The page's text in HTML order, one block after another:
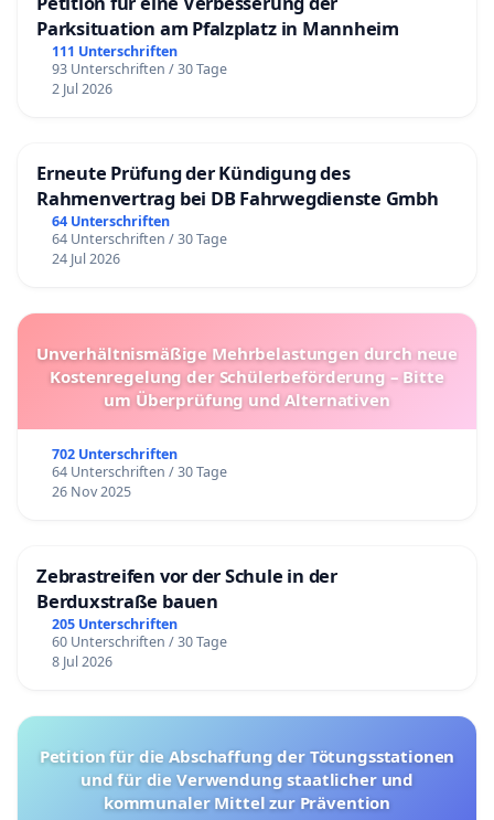
Parksituation am Pfalzplatz in Mannheim
111 Unterschriften
93 Unterschriften / 30 Tage
2 Jul 2026
Erneute Prüfung der Kündigung des
Rahmenvertrag bei DB Fahrwegdienste Gmbh
64 Unterschriften
64 Unterschriften / 30 Tage
24 Jul 2026
Unverhältnismäßige Mehrbelastungen durch neue
Kostenregelung der Schülerbeförderung – Bitte
um Überprüfung und Alternativen
702 Unterschriften
64 Unterschriften / 30 Tage
26 Nov 2025
Zebrastreifen vor der Schule in der
Berduxstraße bauen
205 Unterschriften
60 Unterschriften / 30 Tage
8 Jul 2026
Petition für die Abschaffung der Tötungsstationen
und für die Verwendung staatlicher und
kommunaler Mittel zur Prävention